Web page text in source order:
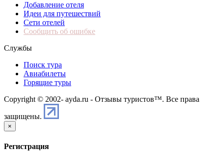
Добавление отеля
Идеи для путешествий
Сети отелей
Сообщить об ошибке
Службы
Поиск тура
Авиабилеты
Горящие туры
Copyright © 2002- ayda.ru - Отзывы туристов™. Все права
защищены.
×
Регистрация